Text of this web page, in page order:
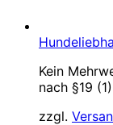
Kein
nach §19
zzgl.